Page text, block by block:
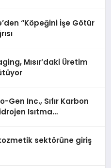
“Köpeğini İşe Götür
Mısır’daki Üretim
Gen Inc., Sıfır Karbon
Isıtma
sektörüne giriş